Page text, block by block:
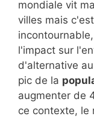
mondiale vit
villes mais
l'impact sur
d'alternative
pic de la
augmenter de
ce contexte, le